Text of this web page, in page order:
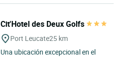
Cit'Hotel des Deux Golfs
Port Leucate25 km
Una ubicación excepcional en el